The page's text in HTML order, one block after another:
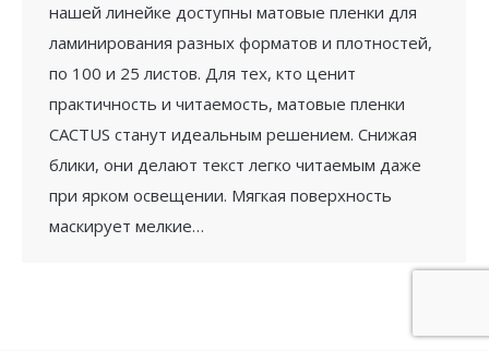
нашей линейке доступны матовые пленки для
ламинирования разных форматов и плотностей,
по 100 и 25 листов. Для тех, кто ценит
практичность и читаемость, матовые пленки
CACTUS станут идеальным решением. Снижая
блики, они делают текст легко читаемым даже
при ярком освещении. Мягкая поверхность
маскирует мелкие…